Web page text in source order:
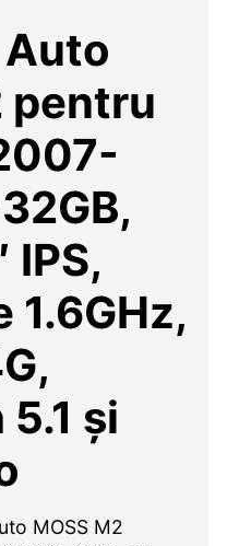
pentru
IPS,
1.6GHz,
și
MOSS M2